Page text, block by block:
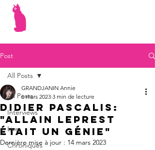
Post
All Posts
Interviews
Live
Chroniques
All Posts
Didier Pascalis:
"Allain Leprest
était un génie"
GRANDJANIN Annie
6 mars 2023 3 min de lecture
Dernière mise à jour : 14 mars 2023